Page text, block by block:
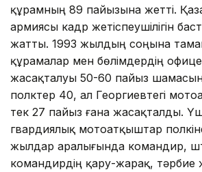
құрамның 89 пайызына жетті.
армиясы кадр жетіспеушілігін
жатты. 1993 жылдың соңына таман
құрамалар мен бөлімдердің
жасақталуы 50-60 пайыз
полктер 40, ал Георгиевтегі
тек 27 пайыз ғана жасақталды.
гвардиялық мотоатқыштар
жылдар аралығында командир,
командирдің қару-жарақ, тәрбие